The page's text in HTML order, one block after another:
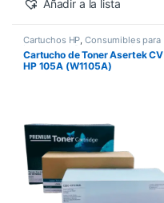
Añadir a la lista
Cartuchos HP ,Consumibles para
Descuentos de la
Semana,Descuentos del MES,
Genéricos HP,Toner Asertek
Cartucho de Toner Asertek CV
HP 105A (W1105A)